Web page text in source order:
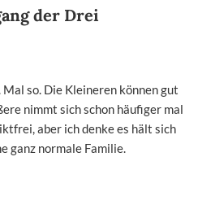
der Drei
so. Die Kleineren können gut
nimmt sich schon häufiger mal
aber ich denke es hält sich
ganz normale Familie.